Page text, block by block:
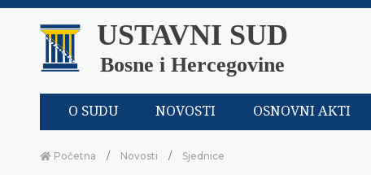
USTAVNI SUD
Bosne i Hercegovine
O SUDU NOVOSTI OSNOVNI AKTI
Početna Novosti Sjednice